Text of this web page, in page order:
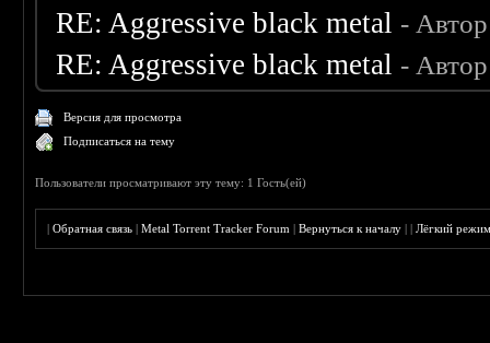
RE: Aggressive black metal -
RE: Aggressive black metal -
Версия для просмотра
Подписаться на тему
Пользователи просматривают эту тему: 1 Гость(ей)
|Обратная связь |Metal Torrent Tracker Forum |Вернуться к началу ||Лёгкий